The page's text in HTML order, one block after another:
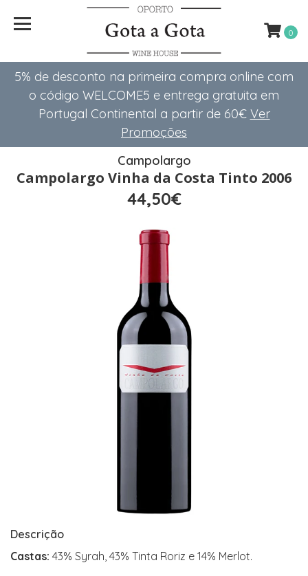
5% de desconto na primeira compra online com
o código WELCOME5 e entrega gratuita em
Portugal Continental a partir de 60€ Ver
Promoções
0
Campolargo
Campolargo Vinha da Costa Tinto 2006
44,50€
Descrição
Castas: 43% Syrah, 43% Tinta Roriz e 14% Merlot.